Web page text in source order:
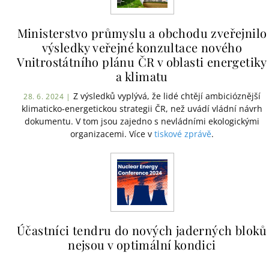
Ministerstvo průmyslu a obchodu zveřejnilo
výsledky veřejné konzultace nového
Vnitrostátního plánu ČR v oblasti energetiky
a klimatu
28. 6. 2024 | Z výsledků vyplývá, že lidé chtějí ambicióznější
klimaticko-energetickou strategii ČR, než uvádí vládní návrh
dokumentu. V tom jsou zajedno s nevládními ekologickými
organizacemi. Více v tiskové zprávě.
Účastníci tendru do nových jaderných bloků
nejsou v optimální kondici